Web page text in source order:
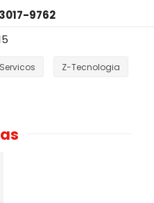
9762
Z-Tecnologia